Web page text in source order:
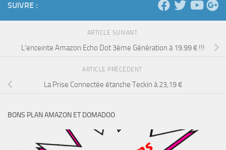
SUIVRE :
ARTICLE SUIVANT
L’enceinte Amazon Echo Dot 3ème Génération à 19.99 € !!!
ARTICLE PRÉCÉDENT
La Prise Connectée étanche Teckin à 23,19 €
BONS PLAN AMAZON ET DOMADOO